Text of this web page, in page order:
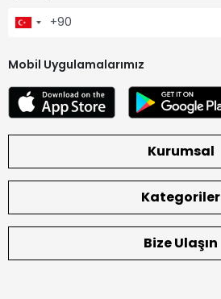
Mobil Uygulamalarımız
Kurumsal
Kategoriler
Bize Ulaşın